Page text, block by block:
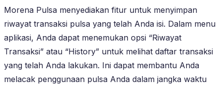
Morena Pulsa menyediakan fitur untuk menyimpan
riwayat transaksi pulsa yang telah Anda isi. Dalam menu
aplikasi, Anda dapat menemukan opsi “Riwayat
Transaksi” atau “History” untuk melihat daftar transaksi
yang telah Anda lakukan. Ini dapat membantu Anda
melacak penggunaan pulsa Anda dalam jangka waktu